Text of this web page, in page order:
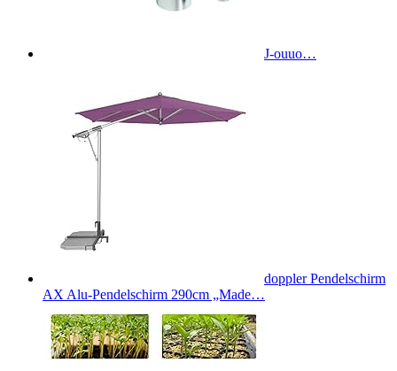
J-ouuo…
doppler Pendelschirm
AX Alu-Pendelschirm 290cm „Made…